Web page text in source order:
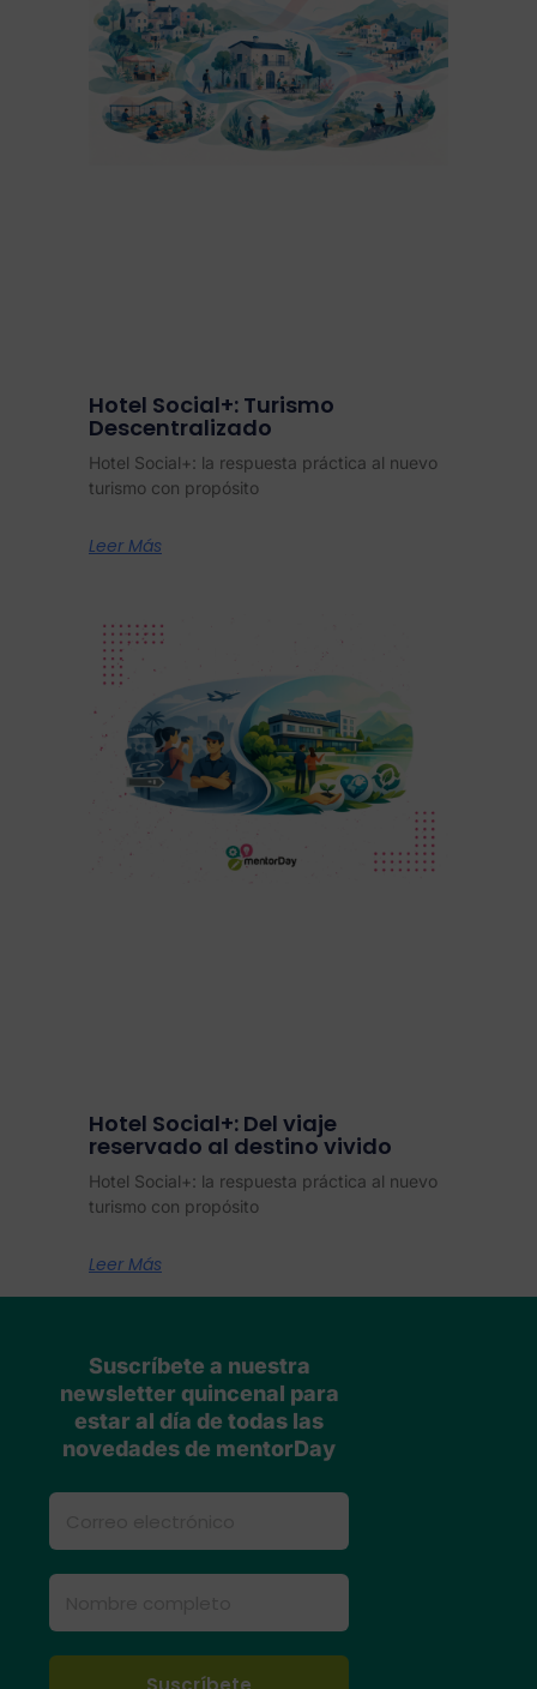
Hotel Social+: Turismo
Descentralizado
Hotel Social+: la respuesta práctica al nuevo
turismo con propósito
Leer Más
Hotel Social+: Del viaje
reservado al destino vivido
Hotel Social+: la respuesta práctica al nuevo
turismo con propósito
Leer Más
Suscríbete a nuestra
newsletter quincenal para
estar al día de todas las
novedades de mentorDay